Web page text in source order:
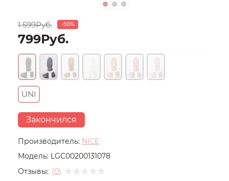
Производитель: NICE
Модель: LGC00200131078
Отзывы: (0)
1 599Руб. -50%
799Руб.
UNI
Закончился